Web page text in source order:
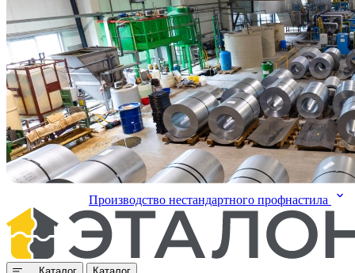
Производство нестандартного профнастила